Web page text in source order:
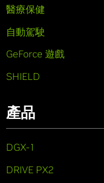
醫療保健
自動駕駛
GeForce 遊戲
SHIELD
產品
DGX-1
DRIVE PX2